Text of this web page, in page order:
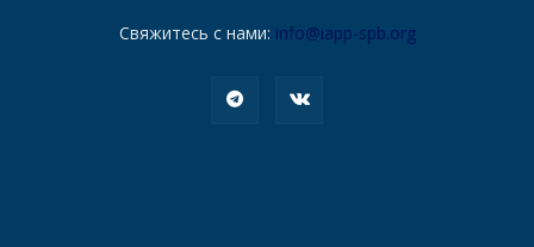
Свяжитесь с нами: info@iapp-spb.org